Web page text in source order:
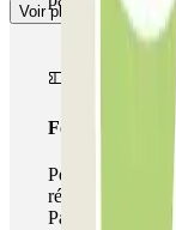
Voir plus
Forfait de
Pendant votre
réseau de
Parclick.